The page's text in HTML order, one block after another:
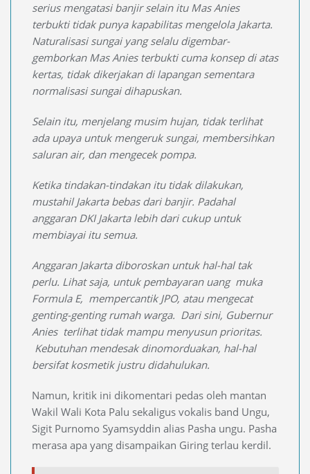
serius mengatasi banjir selain itu Mas Anies
terbukti tidak punya kapabilitas mengelola Jakarta.
Naturalisasi sungai yang selalu digembar-
gemborkan Mas Anies terbukti cuma konsep di atas
kertas, tidak dikerjakan di lapangan sementara
normalisasi sungai dihapuskan.
Selain itu, menjelang musim hujan, tidak terlihat
ada upaya untuk mengeruk sungai, membersihkan
saluran air, dan mengecek pompa.
Ketika tindakan-tindakan itu tidak dilakukan,
mustahil Jakarta bebas dari banjir. Padahal
anggaran DKI Jakarta lebih dari cukup untuk
membiayai itu semua.
Anggaran Jakarta diboroskan untuk hal-hal tak
perlu. Lihat saja, untuk pembayaran uang muka
Formula E, mempercantik JPO, atau mengecat
genting-genting rumah warga. Dari sini, Gubernur
Anies terlihat tidak mampu menyusun prioritas.
Kebutuhan mendesak dinomorduakan, hal-hal
bersifat kosmetik justru didahulukan.
Namun, kritik ini dikomentari pedas oleh mantan
Wakil Wali Kota Palu sekaligus vokalis band Ungu,
Sigit Purnomo Syamsyddin alias Pasha ungu. Pasha
merasa apa yang disampaikan Giring terlau kerdil.